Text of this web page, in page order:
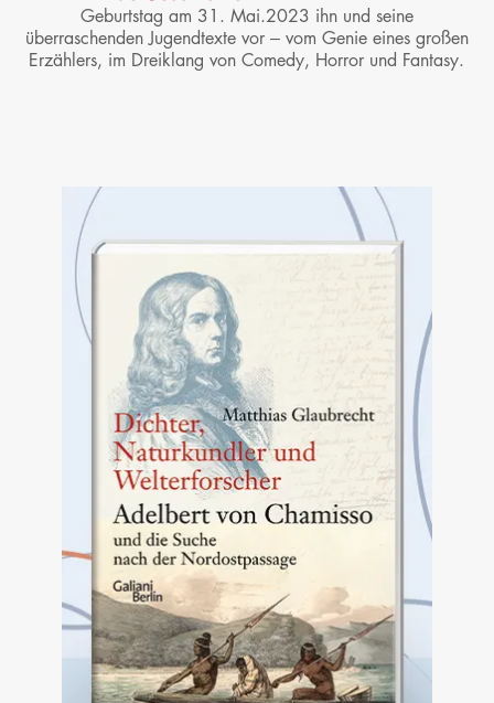
Geburtstag am 31. Mai.2023 ihn und seine
überraschenden Jugendtexte vor – vom Genie eines großen
Erzählers, im Dreiklang von Comedy, Horror und Fantasy.